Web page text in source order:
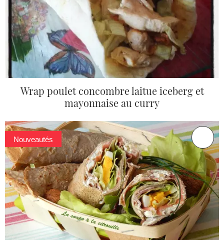
Wrap poulet concombre laitue iceberg et
mayonnaise au curry
Nouveautés